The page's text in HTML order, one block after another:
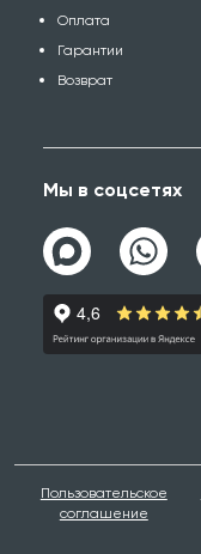
Оплата
Гарантии
Возврат
Мы в соцсетях
Пользовательское
соглашение